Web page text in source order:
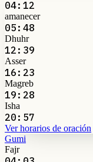
04:12
amanecer
05:48
Dhuhr
12:39
Asser
16:23
Magreb
19:28
Isha
20:57
Ver horarios de oración
Gumi
Fajr